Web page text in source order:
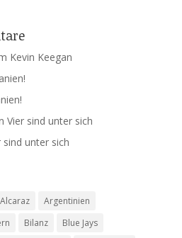
Kevin Keegan
Vier sind unter sich
sind unter sich
Alcaraz
Argentinien
Bilanz
Blue Jays